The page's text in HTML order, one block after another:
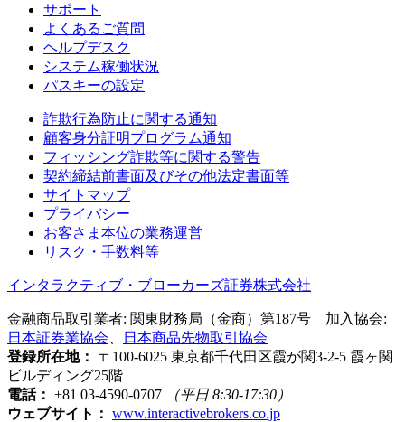
サポート
よくあるご質問
ヘルプデスク
システム稼働状況
パスキーの設定
詐欺行為防止に関する通知
顧客身分証明プログラム通知
フィッシング詐欺等に関する警告
契約締結前書面及びその他法定書面等
サイトマップ
プライバシー
お客さま本位の業務運営
リスク・手数料等
インタラクティブ・ブローカーズ証券株式会社
金融商品取引業者: 関東財務局（金商）第187号 加入協会:
日本証券業協会
日本商品先物取引協会
登録所在地：
〒100-6025 東京都千代田区霞が関3-2-5 霞ヶ関
ビルディング25階
電話： +81 03-4590-0707
（平日 8:30-17:30）
ウェブサイト： www.interactivebrokers.co.jp